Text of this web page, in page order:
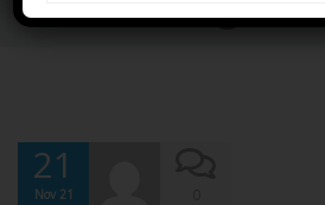
21
Nov 21